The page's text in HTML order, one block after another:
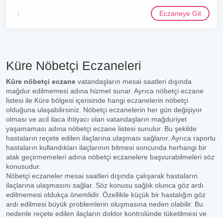
Eczaneye Git
Küre Nöbetçi Eczaneleri
Küre nöbetçi eczane vatandaşların mesai saatleri dışında
mağdur edilmemesi adına hizmet sunar. Ayrıca nöbetçi eczane
listesi ile Küre bölgesi içerisinde hangi eczanelerin nöbetçi
olduğuna ulaşabilirsiniz. Nöbetçi eczanelerin her gün değişiyor
olması ve acil ilaca ihtiyacı olan vatandaşların mağduriyet
yaşamaması adına nöbetçi eczane listesi sunulur. Bu şekilde
hastaların reçete edilen ilaçlarına ulaşması sağlanır. Ayrıca raporlu
hastaların kullandıkları ilaçlarının bitmesi soncunda herhangi bir
atak geçirmemeleri adına nöbetçi eczanelere başvurabilmeleri söz
konusudur.
Nöbetçi eczaneler mesai saatleri dışında çalışarak hastaların
ilaçlarına ulaşmasını sağlar. Söz konusu sağlık olunca göz ardı
edilmemesi oldukça önemlidir. Özellikle küçük bir hastalığın göz
ardı edilmesi büyük problemlerin oluşmasına neden olabilir. Bu
nedenle reçete edilen ilaçların doktor kontrolünde tüketilmesi ve